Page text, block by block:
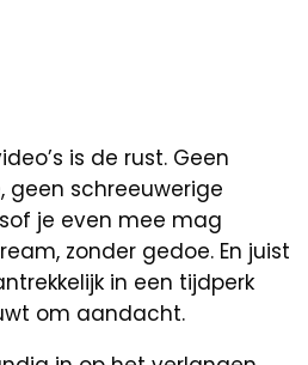
is de rust. Geen
schreeuwerige
je even mee mag
zonder gedoe. En juist
in een tijdperk
om aandacht.